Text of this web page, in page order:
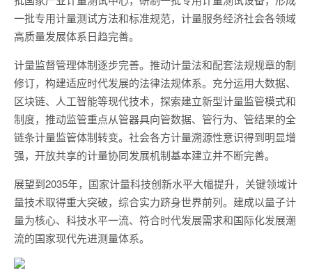
一批专用计量测试方法和标准规范，计量服务经济社会各领域
高质量发展体系日趋完善。
计量监督管理体制逐步完善。推动计量法和配套法规规章的制
修订，构建适应时代发展的法律法规体系。充分运用大数据、
区块链、人工智能等现代技术，探索建立新型计量监管模式和
制度，推动监管重点从管器具向管数据、管行为、管结果的全
链条计量监管体制转变。社会各方计量溯源性意识得到明显增
强，开放共享的计量协同发展机制基本建立并不断完善。
展望到2035年，国家计量科技创新水平大幅提升，关键领域计
量技术取得重大突破，综合实力跻身世界前列。建成以量子计
量为核心、科技水平一流、符合时代发展需求和国际化发展潮
流的国家现代先进测量体系。